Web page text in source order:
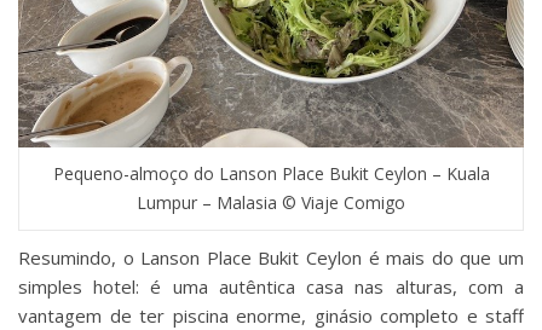
Pequeno-almoço do Lanson Place Bukit Ceylon – Kuala
Lumpur – Malasia © Viaje Comigo
Resumindo, o Lanson Place Bukit Ceylon é mais do que um
simples hotel: é uma autêntica casa nas alturas, com a
vantagem de ter piscina enorme, ginásio completo e staff